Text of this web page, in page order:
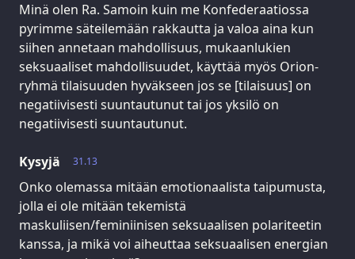
Minä olen Ra. Samoin kuin me Konfederaatiossa
pyrimme säteilemään rakkautta ja valoa aina kun
siihen annetaan mahdollisuus, mukaanlukien
seksuaaliset mahdollisuudet, käyttää myös Orion-
ryhmä tilaisuuden hyväkseen jos se [tilaisuus] on
negatiivisesti suuntautunut tai jos yksilö on
negatiivisesti suuntautunut.
31.13
Kysyjä
Onko olemassa mitään emotionaalista taipumusta,
jolla ei ole mitään tekemistä
maskuliisen/feminiinisen seksuaalisen polariteetin
kanssa, ja mikä voi aiheuttaa seksuaalisen energian